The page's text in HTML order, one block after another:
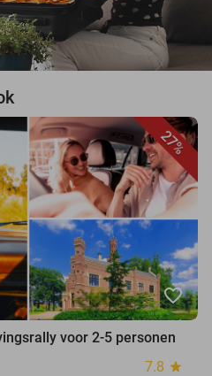
27%
favorite_border
voor 2-5 personen
7.8 star